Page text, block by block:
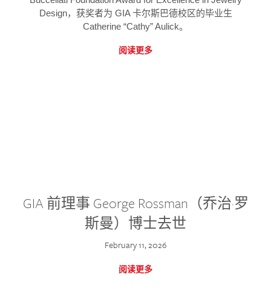
Design，获奖者为 GIA 卡尔斯巴德校区的毕业生
Catherine “Cathy” Aulick。
阅读更多
GIA 前理事 George Rossman（乔治·罗
斯曼）博士去世
February 11, 2026
阅读更多